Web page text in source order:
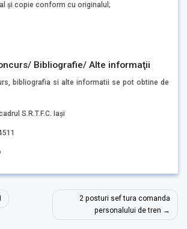
și copie conform cu originalul;
Bibliografie/ Alte informaţii
bibliografia si alte informatii se pot obtine de
S.R.T.F.C. Iași
2 posturi sef tura comanda
personalului de tren